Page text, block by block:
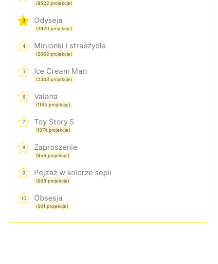
(8522 projekcje)
3 Odyseja
(3920 projekcje)
4 Minionki i straszydła
(2662 projekcje)
5 Ice Cream Man
(2343 projekcje)
6 Vaiana
(1165 projekcje)
7 Toy Story 5
(1074 projekcje)
8 Zaproszenie
(656 projekcje)
9 Pejzaż w kolorze sepii
(608 projekcje)
10 Obsesja
(501 projekcje)